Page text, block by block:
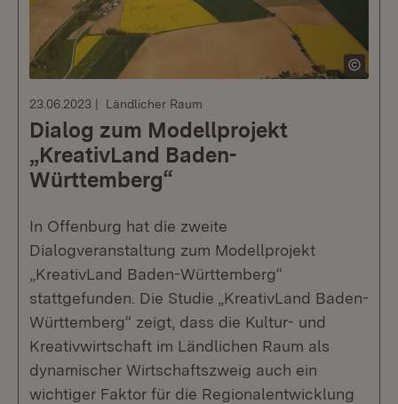
23.06.2023 Ländlicher Raum
Dialog zum Modellprojekt
„KreativLand Baden-
Württemberg“
In Offenburg hat die zweite
Dialogveranstaltung zum Modellprojekt
„KreativLand Baden-Württemberg“
stattgefunden. Die Studie „KreativLand Baden-
Württemberg“ zeigt, dass die Kultur- und
Kreativwirtschaft im Ländlichen Raum als
dynamischer Wirtschaftszweig auch ein
wichtiger Faktor für die Regionalentwicklung